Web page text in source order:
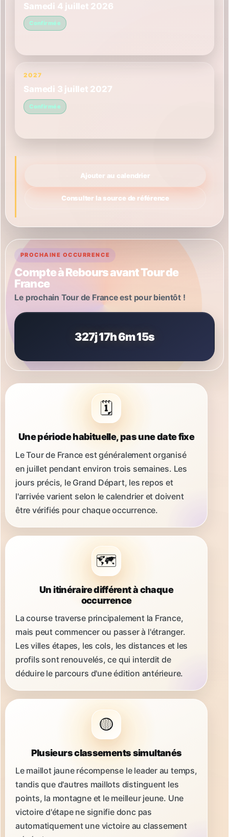
Samedi 4 juillet 2026
Confirmée
2027
Samedi 3 juillet 2027
Confirmée
Ajouter au calendrier
Consulter la source de référence
PROCHAINE OCCURRENCE
Compte à Rebours avant Tour de
France
Le prochain Tour de France est pour bientôt !
327j 17h 6m 12s
🗓️
Une période habituelle, pas une date fixe
Le Tour de France est généralement organisé
en juillet pendant environ trois semaines. Les
jours précis, le Grand Départ, les repos et
l'arrivée varient selon le calendrier et doivent
être vérifiés pour chaque occurrence.
🗺️
Un itinéraire différent à chaque
occurrence
La course traverse principalement la France,
mais peut commencer ou passer à l'étranger.
Les villes étapes, les cols, les distances et les
profils sont renouvelés, ce qui interdit de
déduire le parcours d'une édition antérieure.
🟡
Plusieurs classements simultanés
Le maillot jaune récompense le leader au temps,
tandis que d'autres maillots distinguent les
points, la montagne et le meilleur jeune. Une
victoire d'étape ne signifie donc pas
automatiquement une victoire au classement